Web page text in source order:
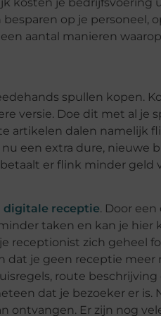
op je personeel,
aantal manieren
spullen kopen.
versie. Doe dit met al je
artikelen dalen namelijk
een extra dure, nieuwe
er flink minder geld
digitale receptie. Door
taken en kan je hier
receptionist zich geheel
dat je geen receptie
route
dat je bezoeker er is.
ontvangen. Er zijn nog